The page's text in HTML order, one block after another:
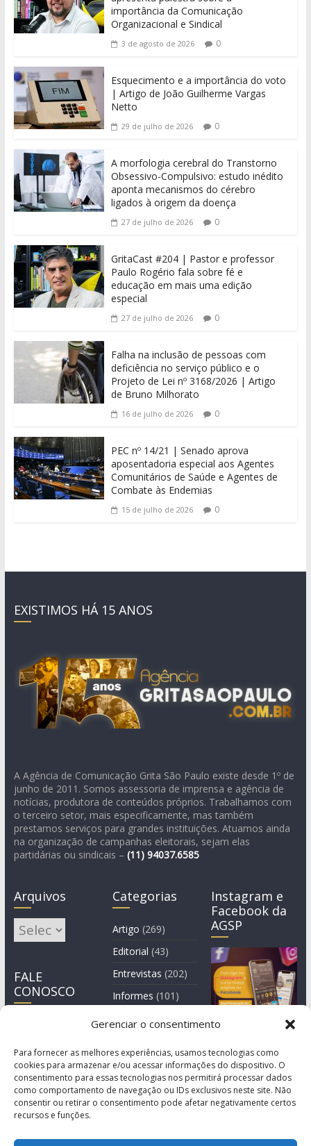
Gerenciar o consentimento
Para fornecer as melhores experiências, usamos tecnologias como
cookies para armazenar e/ou acessar informações do dispositivo. O
consentimento para essas tecnologias nos permitirá processar dados
como comportamento de navegação ou IDs exclusivos neste site. Não
consentir ou retirar o consentimento pode afetar negativamente certos
recursos e funções.
importância da Comunicação
Organizacional e Sindical
3 de agosto de 2026 0
Esquecimento e a importância do voto
| Artigo de João Guilherme Vargas
Netto
29 de julho de 2026 0
A morfologia cerebral do Transtorno
Obsessivo-Compulsivo: estudo inédito
aponta mecanismos do cérebro
ligados à origem da doença
27 de julho de 2026 0
GritaCast #204 | Pastor e professor
Paulo Rogério fala sobre fé e
educação em mais uma edição
especial
27 de julho de 2026 0
Falha na inclusão de pessoas com
deficiência no serviço público e o
Projeto de Lei nº 3168/2026 | Artigo
de Bruno Milhorato
16 de julho de 2026 0
PEC nº 14/21 | Senado aprova
aposentadoria especial aos Agentes
Comunitários de Saúde e Agentes de
Combate às Endemias
15 de julho de 2026 0
EXISTIMOS HÁ 15 ANOS
A Agência de Comunicação Grita São Paulo existe desde 1º de
junho de 2011. Somos assessoria de imprensa e agência de
notícias, produtora de conteúdos próprios. Trabalhamos com
o terceiro setor, mais especificamente, mas também
prestamos serviços para grandes instituições. Atuamos ainda
na organização de campanhas eleitorais, sejam elas
partidárias ou sindicais – (11) 94037.6585
Arquivos
Arquivos
FALE
CONOSCO
Categorias
Artigo (269)
Editorial (43)
Entrevistas (202)
Informes (101)
Manchete
Instagram e
Facebook da
AGSP